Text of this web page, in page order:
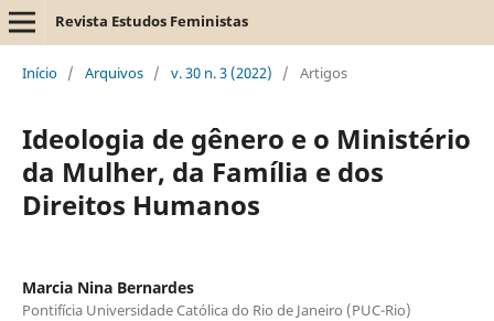
Revista Estudos Feministas
Início / Arquivos / v. 30 n. 3 (2022) / Artigos
Ideologia de gênero e o Ministério
da Mulher, da Família e dos
Direitos Humanos
Marcia Nina Bernardes
Pontifícia Universidade Católica do Rio de Janeiro (PUC-Rio)